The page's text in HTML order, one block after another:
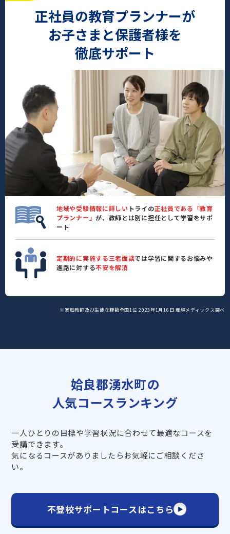
正社員の教育プランナーが
お子さまと保護者様を
徹底サポート
地域や受験情報に詳しい トライの正社員である「教育
プランナー」が、教師とは別に担任として学習をサポ
ート
定期的に実施する三者面談では学習に関するお悩みや
進路に対する不安を解消
※家庭教師及び生徒在籍数全国1位 2023年1月16日 産經メディックス調べ
姶良郡湧水町の
人気コースランキング
一人ひとりの目標や学習状況に合わせて最適なコースを
受講できます。
気になるコースがありましたらお気軽にご相談くださ
い。
不登校サポートコースはこちら